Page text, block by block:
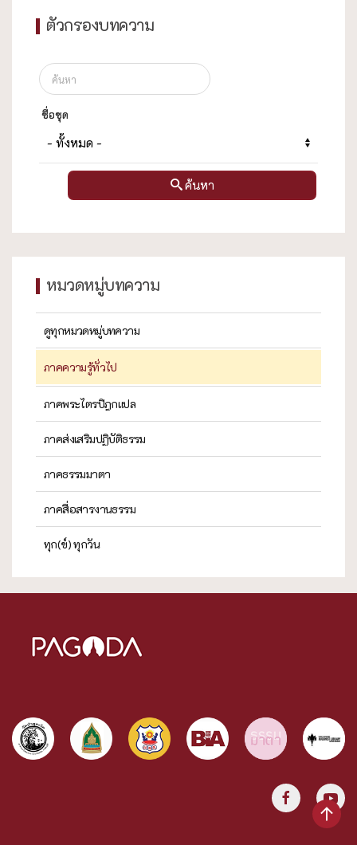
ตัวกรองบทความ
ชื่อชุด
ค้นหา
หมวดหมู่บทความ
ดูทุกหมวดหมู่บทความ
ภาคความรู้ทั่วไป
ภาคพระไตรปิฎกแปล
ภาคส่งเสริมปฏิบัติธรรม
ภาคธรรมมาตา
ภาคสื่อสารงานธรรม
ทุก(ข์) ทุกวัน